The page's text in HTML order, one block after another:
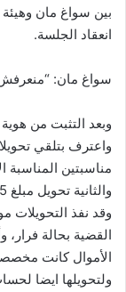
بين سواغ مان وهيئة
انعقاد الجلسة.
سواغ مان:
وبعد التثبت من
واعترف بتلقي
مناسبتين
وقد نفذ
القضية بحالة
الأموال كانت
ولتحويلها ايضا